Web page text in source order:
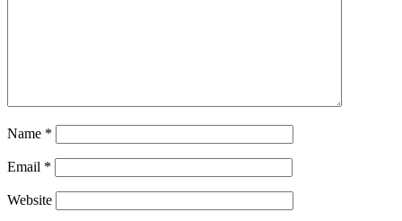
Name *
Email *
Website